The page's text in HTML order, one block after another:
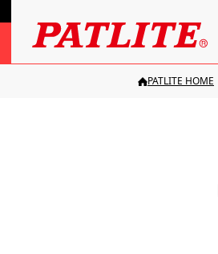
PATLITE HOME